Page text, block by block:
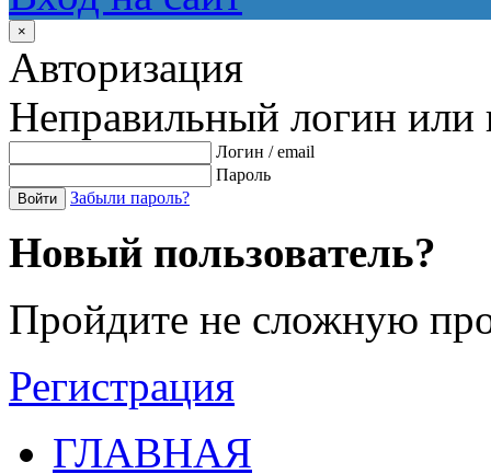
×
Авторизация
Неправильный логин или
Логин / email
Пароль
Войти Забыли пароль?
Новый пользователь?
Пройдите не сложную
Регистрация
ГЛАВНАЯ